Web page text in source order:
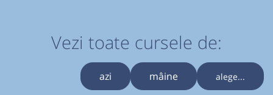
Vezi toate cursele de:
azi mâine alege...